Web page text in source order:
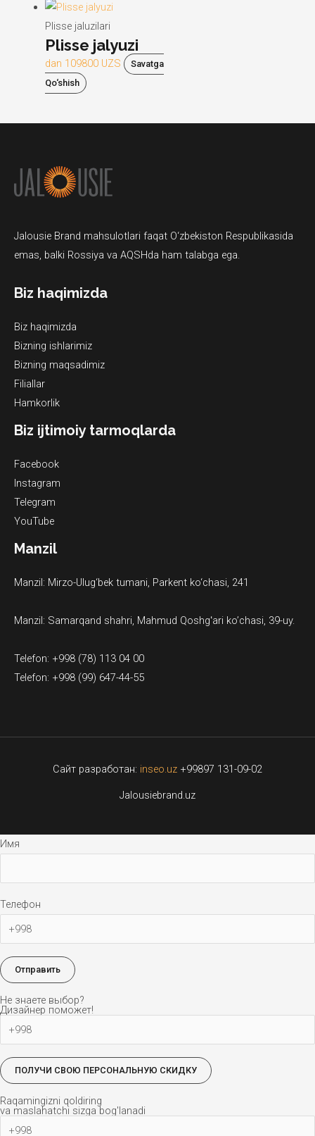
Plisse jaluzilari
Plisse jalyuzi
dan 109800 UZS
Savatga
Qo‘shish
Jalousie Brand mahsulotlari faqat O‘zbekiston Respublikasida
emas, balki Rossiya va AQSHda ham talabga ega.
Biz haqimizda
Biz haqimizda
Bizning ishlarimiz
Bizning maqsadimiz
Filiallar
Hamkorlik
Biz ijtimoiy tarmoqlarda
Facebook
Instagram
Telegram
YouTube
Manzil
Manzil: Mirzo-Ulug‘bek tumani, Parkent ko‘chasi, 241
Manzil: Samarqand shahri, Mahmud Qoshgʻari ko’chasi, 39-uy.
Telefon: +998 (78) 113 04 00
Telefon: +998 (99) 647-44-55
Сайт разработан: inseo.uz +99897 131-09-02
Jalousiebrand.uz
Имя
Телефон
Не знаете выбор?
Дизайнер поможет!
Raqamingizni qoldiring
va maslahatchi sizga bog'lanadi